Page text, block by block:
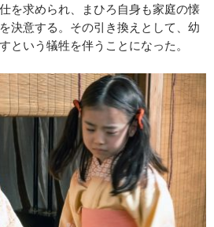
を求められ、まひろ自身も家庭の懐
決意する。その引き換えとして、幼
という犠牲を伴うことになった。